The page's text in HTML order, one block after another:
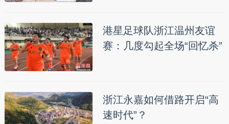
港星足球队浙江温州友谊
赛：几度勾起全场“回忆杀”
浙江永嘉如何借路开启“高
速时代”？